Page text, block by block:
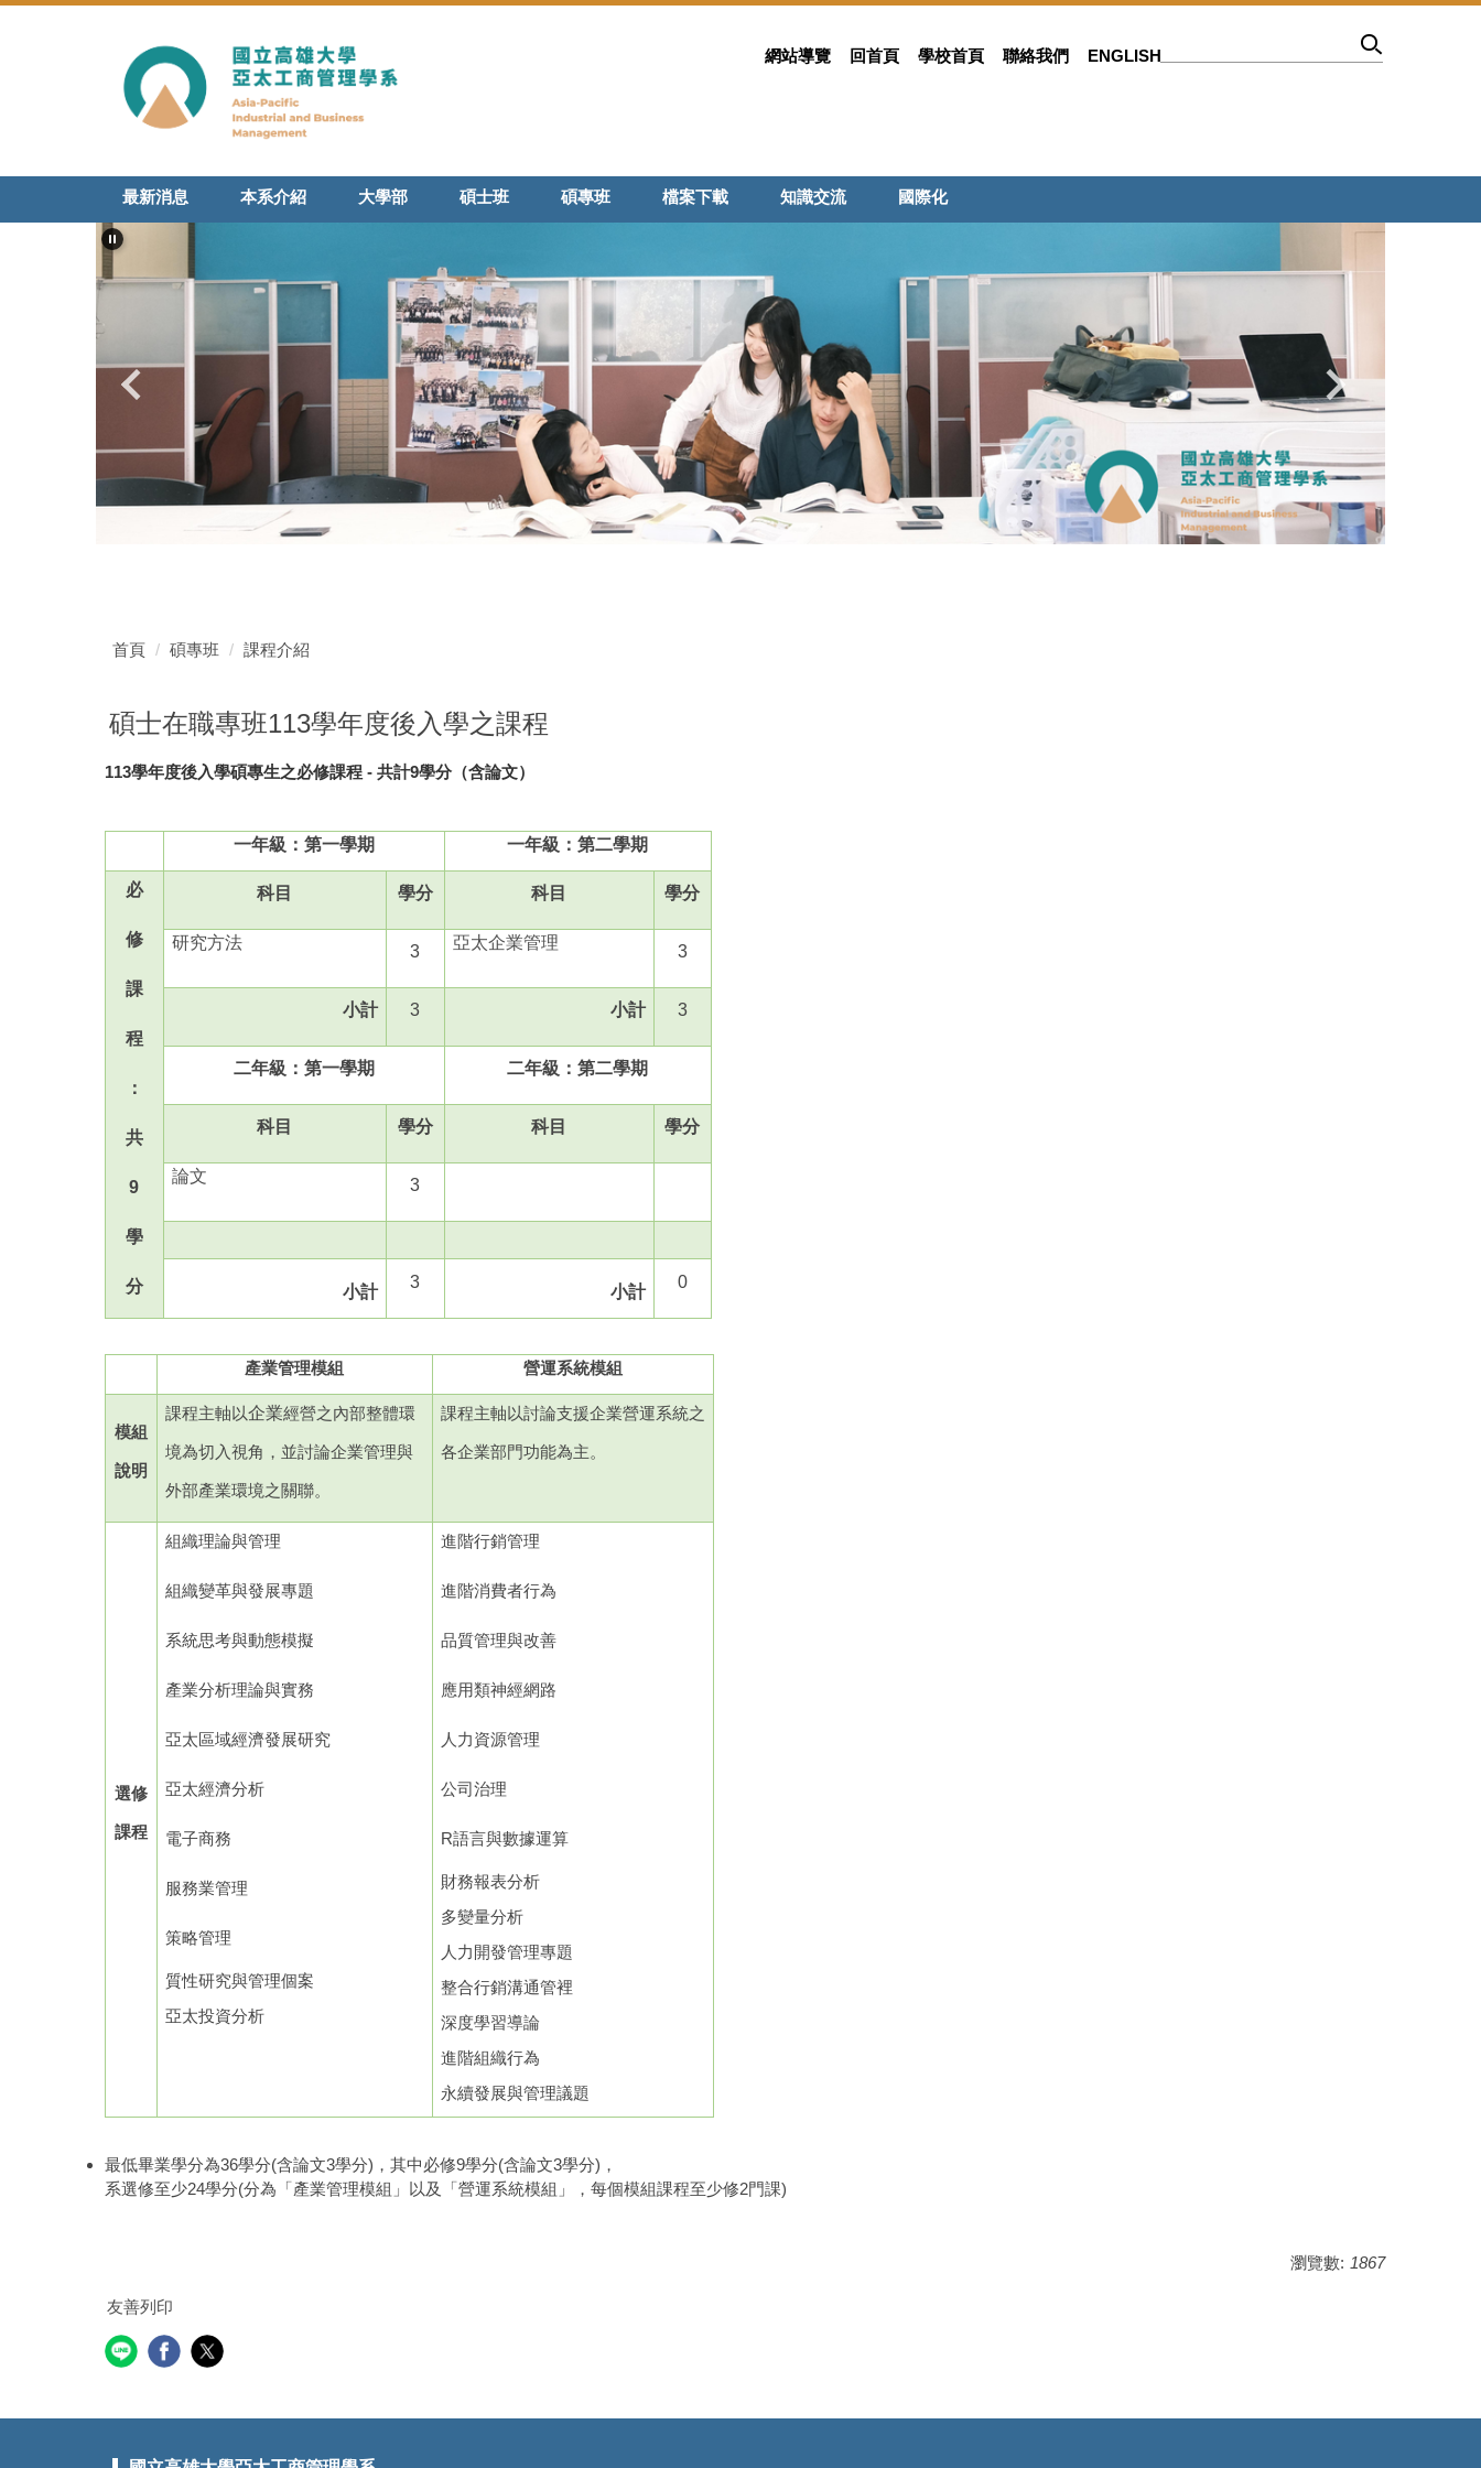
網站導覽 回首頁 學校首頁 聯絡我們 ENGLISH
最新消息 本系介紹 大學部 碩士班 碩專班 檔案下載 知識交流 國際化
首頁 碩專班 課程介紹
碩士在職專班113學年度後入學之課程
113學年度後入學碩專生之必修課程 - 共計9學分（含論文）
一年級：第一學期 一年級：第二學期
必
修
課
程
：
共
9
學
分
科目 學分 科目 學分
研究方法 3 亞太企業管理 3
小計 3 小計 3
二年級：第一學期 二年級：第二學期
科目 學分 科目 學分
論文 3
小計
3
小計
0
產業管理模組 營運系統模組
模組
說明
課程主軸以企業經營之內部整體環
境為切入視角，並討論企業管理與
外部產業環境之關聯。
課程主軸以討論支援企業營運系統之
各企業部門功能為主。
選修
課程
組織理論與管理
組織變革與發展專題
系統思考與動態模擬
產業分析理論與實務
亞太區域經濟發展研究
亞太經濟分析
電子商務
服務業管理
策略管理
質性研究與管理個案
亞太投資分析
進階行銷管理
進階消費者行為
品質管理與改善
應用類神經網路
人力資源管理
公司治理
R語言與數據運算
財務報表分析
多變量分析
人力開發管理專題
整合行銷溝通管裡
深度學習導論
進階組織行為
永續發展與管理議題
最低畢業學分為36學分(含論文3學分)，其中必修9學分(含論文3學分)，
系選修至少24學分(分為「產業管理模組」以及「營運系統模組」，每個模組課程至少修2門課)
瀏覽數: 1867
友善列印